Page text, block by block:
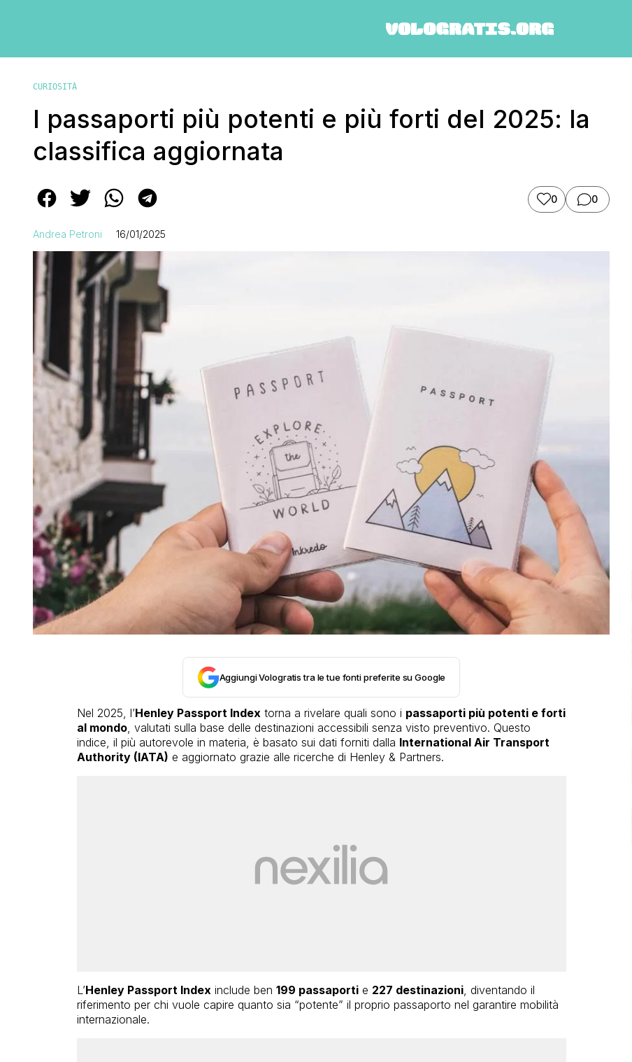
CURIOSITÀ
I passaporti più potenti e più forti del 2025: la
classifica aggiornata
0 0
Andrea Petroni 16/01/2025
Aggiungi Vologratis tra le tue fonti preferite su Google
Nel 2025, l’Henley Passport Indextorna a rivelare quali sono i passaporti più potenti e forti
al mondo, valutati sulla base delle destinazioni accessibili senza visto preventivo. Questo
indice, il più autorevole in materia, è basato sui dati forniti dalla International Air Transport
Authority (IATA) e aggiornato grazie alle ricerche di Henley & Partners.
L’Henley Passport Indexinclude ben 199 passaportie 227 destinazioni, diventando il
riferimento per chi vuole capire quanto sia “potente” il proprio passaporto nel garantire mobilità
internazionale.